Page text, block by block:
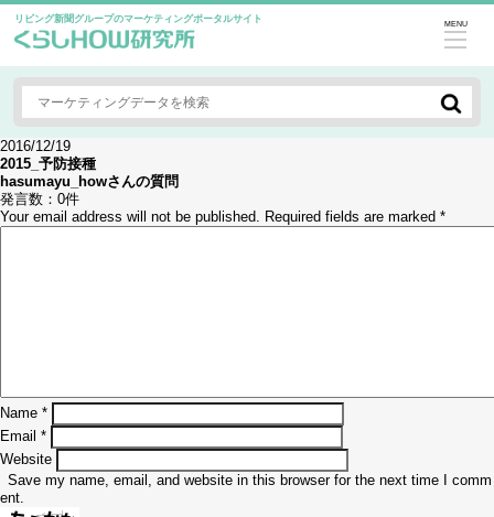
リビング新聞グループのマーケティングポータルサイト MENU
2016/12/19
2015_予防接種
hasumayu_howさんの質問
発言数： 0件
Your email address will not be published. Required fields are marked *
Name *
Email *
Website
Save my name, email, and website in this browser for the next time I comm
ent.